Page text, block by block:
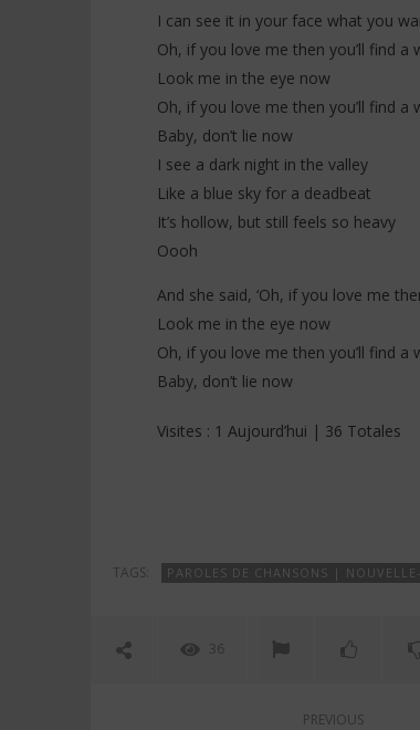
I can see it in your face what you
Oh, if you love me then you’ll find a
Look me in the eye now
Oh, if you love me then you’ll find a
Baby, don’t lie now
I see a dark night in the valley
Like a blue sky for a deadbeat
It’s hollow, but still feels so heavy
Oooh
And she said, ‘Oh, if you love me
Look me in the eye now
Oh, if you love me then you’ll find a
Baby, don’t lie now
Visites : 1 Aujourd’hui | 36 Totales
TAGS: PAROLES DE CHANSONS |
36
PREVIOUS